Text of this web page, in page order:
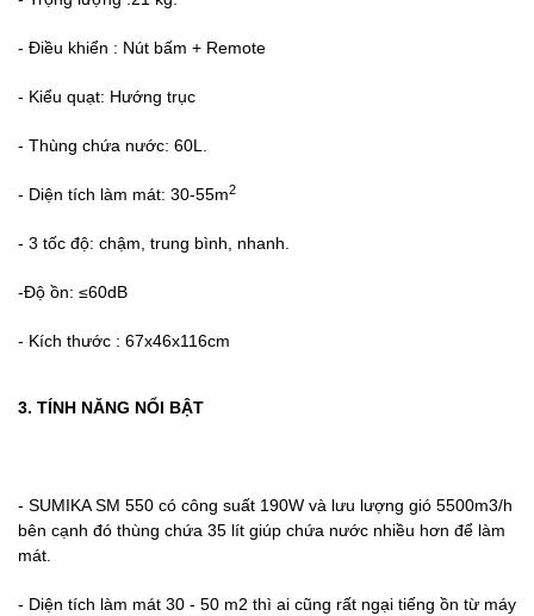
- Điều khiển : Nút bấm + Remote
- Kiểu quạt: Hướng trục
- Thùng chứa nước: 60L.
- Diện tích làm mát: 30-55m2
- 3 tốc độ: chậm, trung bình, nhanh.
-Độ ồn: ≤60dB
- Kích thước : 67x46x116cm
3. TÍNH NĂNG NỔI BẬT
- SUMIKA SM 550 có công suất 190W và lưu lượng gió 5500m3/h
bên cạnh đó thùng chứa 35 lít giúp chứa nước nhiều hơn để làm
mát.
- Diện tích làm mát 30 - 50 m2 thì ai cũng rất ngại tiếng ồn từ máy